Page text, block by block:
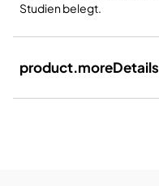
Studien belegt.
product.moreDetails